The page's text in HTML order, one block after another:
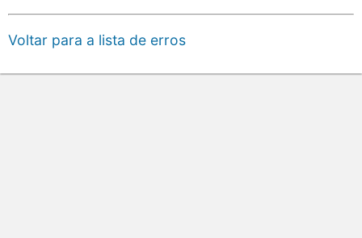
Voltar para a lista de erros